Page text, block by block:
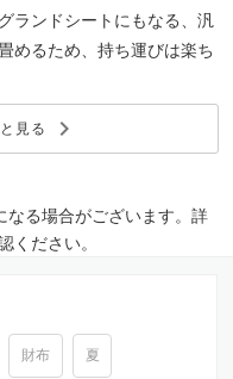
ランドシートにもなる、汎
めるため、持ち運びは楽ち
見る keyboard_arrow_right
る場合がございます。詳
ください。
財布 夏